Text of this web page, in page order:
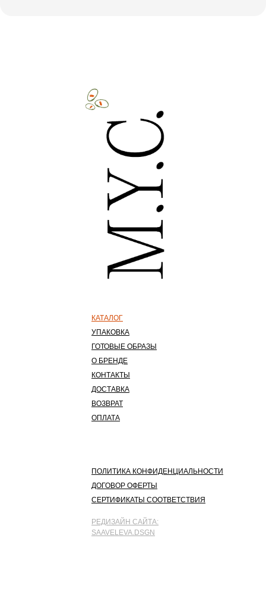
ПОЛИТИКА КОНФИДЕНЦИАЛЬНОСТИ
ДОГОВОР ОФЕРТЫ
СЕРТИФИКАТЫ СООТВЕТСТВИЯ
КАТАЛОГ
УПАКОВКА
ГОТОВЫЕ ОБРАЗЫ
О БРЕНДЕ
КОНТАКТЫ
ДОСТАВКА
ВОЗВРАТ
ОПЛАТА
РЕДИЗАЙН САЙТА:
SAAVELEVA.DSGN